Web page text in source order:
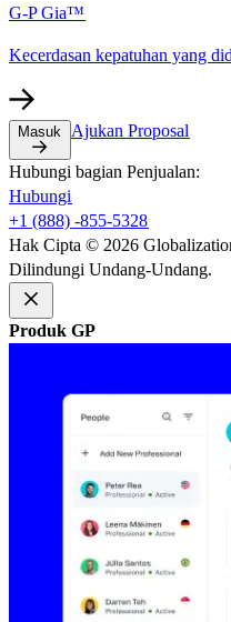
G-P Gia™​​
Kecerdasan kepatuhan yang
Masuk​​ Ajukan Proposal​​
Hubungi bagian Penjualan:​​
Hubungi​​
+1 (888) -855-5328​​
Hak Cipta © 2026
Dilindungi Undang-Undang.​​
Produk GP​​